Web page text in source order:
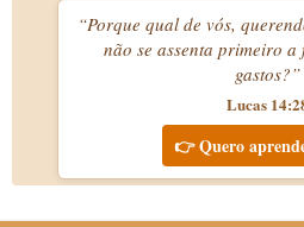
“Porque qual de vós,
não se assenta primeiro a
gastos?”
Lucas
👉 Quero